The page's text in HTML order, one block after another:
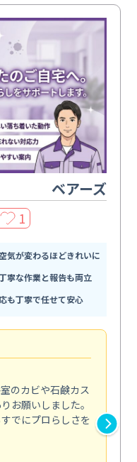
ベアーズ
1
気が変わるほどきれいに
寧な作業と報告も両立
も丁寧で任せて安心
のカビや石鹸カス
お願いしました。
でにプロらしさを